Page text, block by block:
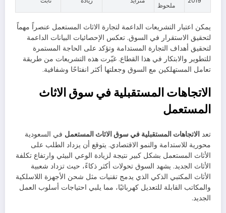
ملحوظ
يمكن اعتبار التشريعات الداعمة لتجارة الاثاث المستعمل عنصراً مهماً
لتحقيق الاستقرار في السوق. تعكس الإحصائيات البيانات الداعمة
لتحقيق أهداف التجارة المستدامة وتؤكد على الحاجة المستمرة
للتطوير والابتكار في هذا القطاع. غيّرت هذه التشريعات من طريقة
تعامل المستهلكين مع السوق وجعلتها أكثر انفتاحًا وشفافية.
الاتجاهات المستقبلية في سوق الاثاث
المستعمل
تعد الاتجاهات المستقبلية في سوق الاثاث المستعمل في السعودية
محورية للاستدامة والنمو الاقتصادي. يتوقع أن يزداد الطلب على
الأثاث المستعمل بشكل كبير نتيجة لزيادة الوعي البيئي وارتفاع تكلفة
الأثاث الجديد. يشهد السوق تحولات أكثر ذكاءً، حيث تزداد شعبية
الأثاث المكتبي الذكي الذي يدمج تقنيات مثل شحن الأجهزة اللاسلكية
والمكاتب القابلة للتعديل كهربائيًا، مما يلبي احتياجات أسلوب العمل
الجديد.